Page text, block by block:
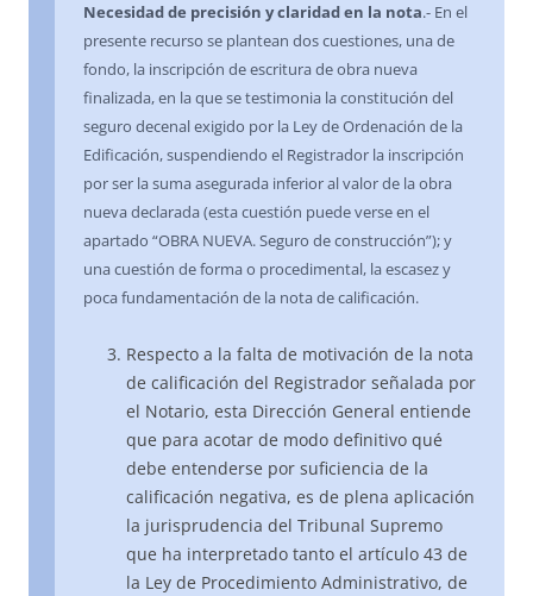
Necesidad de precisión y claridad en la nota.- En el
presente recurso se plantean dos cuestiones, una de
fondo, la inscripción de escritura de obra nueva
finalizada, en la que se testimonia la constitución del
seguro decenal exigido por la Ley de Ordenación de la
Edificación, suspendiendo el Registrador la inscripción
por ser la suma asegurada inferior al valor de la obra
nueva declarada (esta cuestión puede verse en el
apartado “OBRA NUEVA. Seguro de construcción”); y
una cuestión de forma o procedimental, la escasez y
poca fundamentación de la nota de calificación.
Respecto a la falta de motivación de la nota
de calificación del Registrador señalada por
el Notario, esta Dirección General entiende
que para acotar de modo definitivo qué
debe entenderse por suficiencia de la
calificación negativa, es de plena aplicación
la jurisprudencia del Tribunal Supremo
que ha interpretado tanto el artículo 43 de
la Ley de Procedimiento Administrativo, de